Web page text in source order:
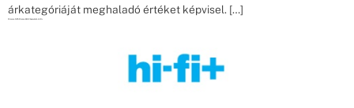
árkategóriáját meghaladó értéket képvisel. […]
Primare NP5 Prisma MK2 bemutató HiFi+